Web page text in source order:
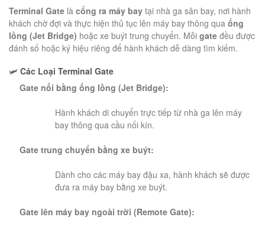
Terminal Gate là cổng ra máy bay tại nhà ga sân bay, nơi hành
khách chờ đợi và thực hiện thủ tục lên máy bay thông qua ống
lồng (Jet Bridge) hoặc xe buýt trung chuyển. Mỗi gate đều được
đánh số hoặc ký hiệu riêng để hành khách dễ dàng tìm kiếm.
🛩️ Các Loại Terminal Gate
Gate nối bằng ống lồng (Jet Bridge):
Hành khách di chuyển trực tiếp từ nhà ga lên máy
bay thông qua cầu nối kín.
Gate trung chuyển bằng xe buýt:
Dành cho các máy bay đậu xa, hành khách sẽ được
đưa ra máy bay bằng xe buýt.
Gate lên máy bay ngoài trời (Remote Gate):